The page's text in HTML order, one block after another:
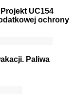
UC154
ochrony
Paliwa